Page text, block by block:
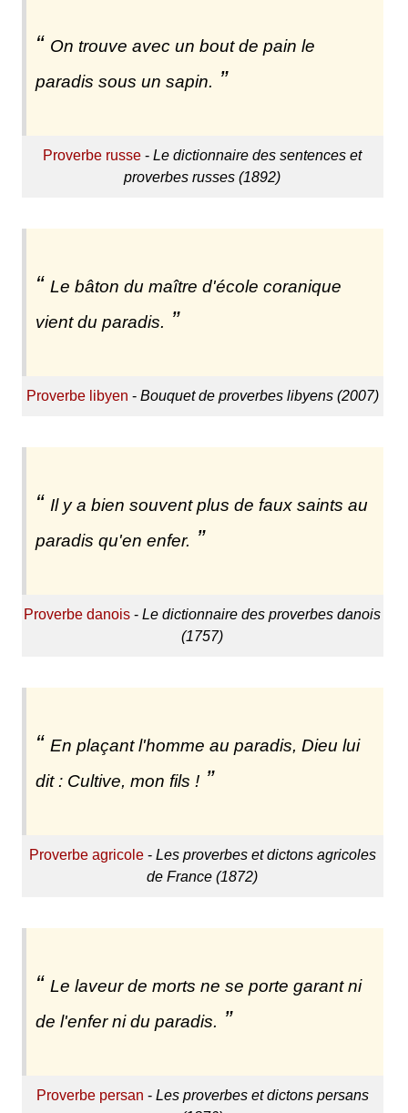
On trouve avec un bout de pain le
paradis sous un sapin.
Proverbe russe -Le dictionnaire des sentences et
proverbes russes (1892)
Le bâton du maître d'école coranique
vient du paradis.
Proverbe libyen - Bouquet de proverbes libyens (2007)
Il y a bien souvent plus de faux saints au
paradis qu'en enfer.
Proverbe danois -Le dictionnaire des proverbes danois
(1757)
En plaçant l'homme au paradis, Dieu lui
dit : Cultive, mon fils !
Proverbe agricole- Les proverbes et dictons agricoles
de France (1872)
Le laveur de morts ne se porte garant ni
de l'enfer ni du paradis.
Proverbe persan - Les proverbes et dictons persans